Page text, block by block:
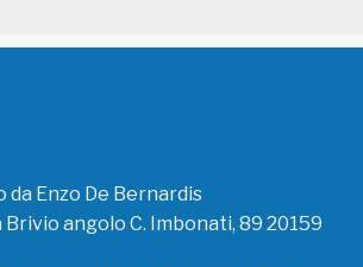
Enzo De Bernardis
Brivio angolo C. Imbonati, 89 20159